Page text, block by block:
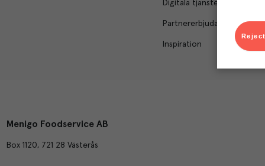
Digitala tjänster
Partnererbjudanden
Inspiration
Menigo Foodservice AB
Box 1120, 721 28 Västerås